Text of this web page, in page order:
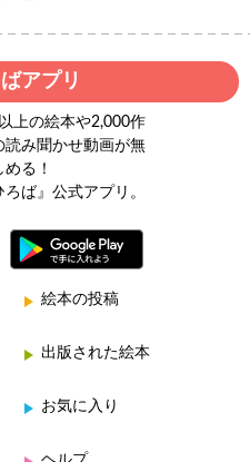
アプリ
上の絵本や2,000作
読み聞かせ動画が無
る！
ろば』公式アプリ。
絵本の投稿
出版された絵本
お気に入り